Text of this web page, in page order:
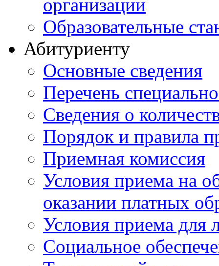
организации
Образовательные
Абитуриенту
Основные сведения
Перечень
Cведения о
Порядок и правила
Приемная комиссия
Условия приема на
оказании платных
Условия приема для
Социальное